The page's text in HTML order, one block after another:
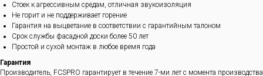
Стоек к агрессивным средам, отличная звукоизоляция
Не горит и не поддерживает горение
Гарантия на выцветание в соответствии с гарантийным талоном
Срок службы фасадной доски более 50 лет
Простой и сухой монтаж в любое время года
Гарантия
Производитель, FCSPRO гарантирует в течение 7-ми лет с момента производства